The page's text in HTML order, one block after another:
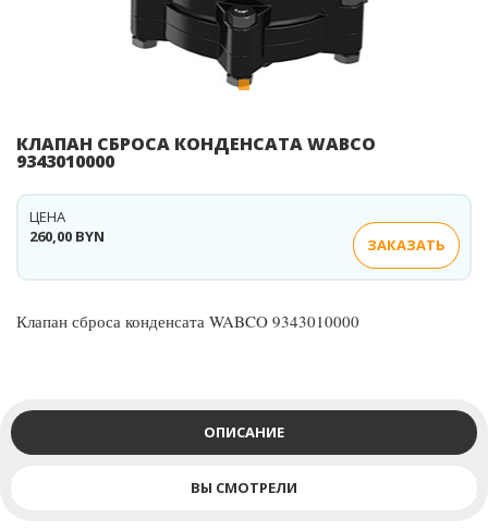
КЛАПАН СБРОСА КОНДЕНСАТА WABCO
9343010000
260,00 BYN
ЦЕНА
ЗАКАЗАТЬ
Клапан сброса конденсата WABCO 9343010000
ОПИСАНИЕ
ВЫ СМОТРЕЛИ